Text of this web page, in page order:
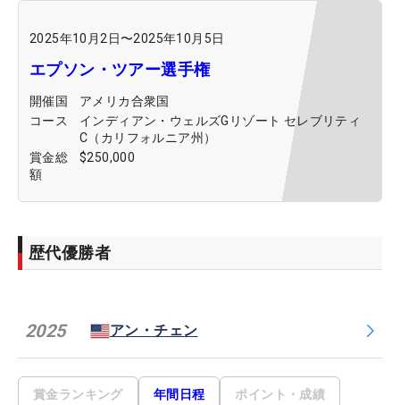
2025年10月2日〜2025年10月5日
エプソン・ツアー選手権
開催国
アメリカ合衆国
コース
インディアン・ウェルズGリゾート セレブリティ
C（カリフォルニア州）
賞金総
額
$250,000
歴代優勝者
2025 アン・チェン
賞金ランキング 年間日程 ポイント・成績